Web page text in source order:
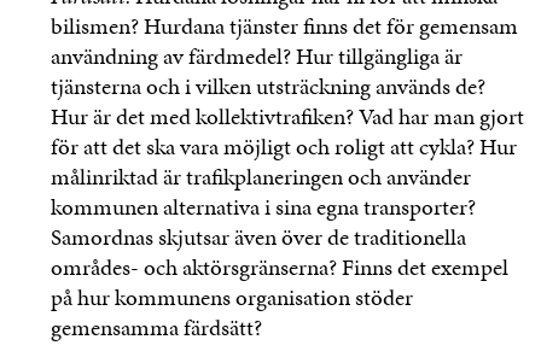
bilismen? Hurdana tjänster finns det för gemensam
användning av färdmedel? Hur tillgängliga är
tjänsterna och i vilken utsträckning används de?
Hur är det med kollektivtrafiken? Vad har man gjort
för att det ska vara möjligt och roligt att cykla? Hur
målinriktad är trafikplaneringen och använder
kommunen alternativa i sina egna transporter?
Samordnas skjutsar även över de traditionella
områdes- och aktörsgränserna? Finns det exempel
på hur kommunens organisation stöder
gemensamma färdsätt?